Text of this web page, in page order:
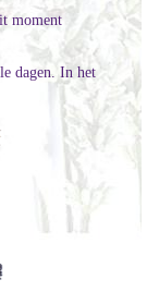
moment
dagen. In het